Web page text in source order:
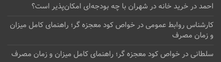
احمددرخرید خانه در شهران با چه بودجه‌ای امکان‌پذیر است؟
کارشناس روابط عمومیدرخواص کود معجزه گر؛ راهنمای کامل میزان
و زمان مصرف
سلطانیدرخواص کود معجزه گر؛ راهنمای کامل میزان و زمان مصرف